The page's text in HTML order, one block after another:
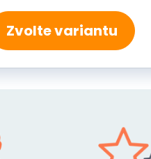
Zvolte variantu